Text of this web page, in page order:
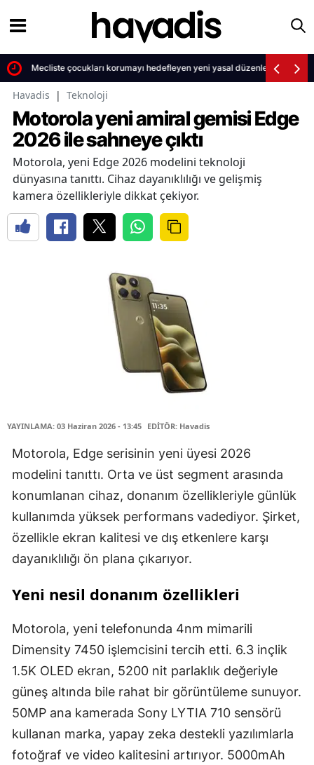
Mecliste çocukları korumayı hedefleyen yeni yasal düzenleme kabul
Havadis | Teknoloji
Motorola yeni amiral gemisi Edge
2026 ile sahneye çıktı
Motorola, yeni Edge 2026 modelini teknoloji
dünyasına tanıttı. Cihaz dayanıklılığı ve gelişmiş
kamera özellikleriyle dikkat çekiyor.
YAYINLAMA: 03 Haziran 2026 - 13:45 EDİTÖR: Havadis
Motorola, Edge serisinin yeni üyesi 2026
modelini tanıttı. Orta ve üst segment arasında
konumlanan cihaz, donanım özellikleriyle günlük
kullanımda yüksek performans vadediyor. Şirket,
özellikle ekran kalitesi ve dış etkenlere karşı
dayanıklılığı ön plana çıkarıyor.
Yeni nesil donanım özellikleri
Motorola, yeni telefonunda 4nm mimarili
Dimensity 7450 işlemcisini tercih etti. 6.3 inçlik
1.5K OLED ekran, 5200 nit parlaklık değeriyle
güneş altında bile rahat bir görüntüleme sunuyor.
50MP ana kamerada Sony LYTIA 710 sensörü
kullanan marka, yapay zeka destekli yazılımlarla
fotoğraf ve video kalitesini artırıyor. 5000mAh